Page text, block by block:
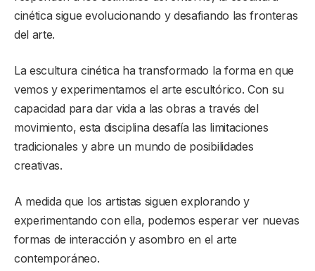
cinética sigue evolucionando y desafiando las fronteras
del arte.
La escultura cinética ha transformado la forma en que
vemos y experimentamos el arte escultórico. Con su
capacidad para dar vida a las obras a través del
movimiento, esta disciplina desafía las limitaciones
tradicionales y abre un mundo de posibilidades
creativas.
A medida que los artistas siguen explorando y
experimentando con ella, podemos esperar ver nuevas
formas de interacción y asombro en el arte
contemporáneo.